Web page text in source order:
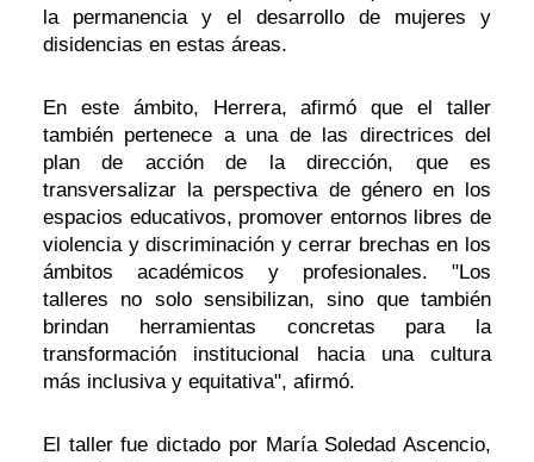
la permanencia y el desarrollo de mujeres y
disidencias en estas áreas.
En este ámbito, Herrera, afirmó que el taller
también pertenece a una de las directrices del
plan de acción de la dirección, que es
transversalizar la perspectiva de género en los
espacios educativos, promover entornos libres de
violencia y discriminación y cerrar brechas en los
ámbitos académicos y profesionales. "Los
talleres no solo sensibilizan, sino que también
brindan herramientas concretas para la
transformación institucional hacia una cultura
más inclusiva y equitativa", afirmó.
El taller fue dictado por María Soledad Ascencio,